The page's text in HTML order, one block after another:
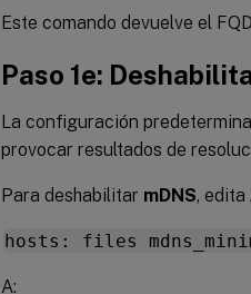
Este comando devuelve el
Paso 1e:
La configuración
provocar resultados de
Para deshabilitar mDNS, edita
hosts: files
A: